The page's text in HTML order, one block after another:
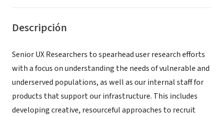
Descripción
Senior UX Researchers to spearhead user research efforts
with a focus on understanding the needs of vulnerable and
underserved populations, as well as our internal staff for
products that support our infrastructure. This includes
developing creative, resourceful approaches to recruit